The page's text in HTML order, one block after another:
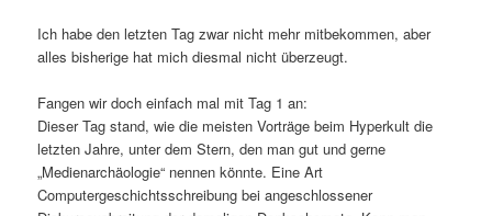
Ich habe den letzten Tag zwar nicht mehr mitbekommen, aber
alles bisherige hat mich diesmal nicht überzeugt.
Fangen wir doch einfach mal mit Tag 1 an:
Dieser Tag stand, wie die meisten Vorträge beim Hyperkult die
letzten Jahre, unter dem Stern, den man gut und gerne
„Medienarchäologie“ nennen könnte. Eine Art
Computergeschichtsschreibung bei angeschlossener